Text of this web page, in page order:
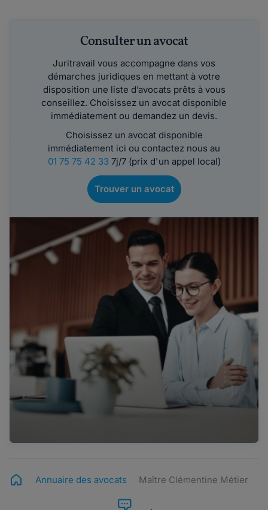
Consulter un avocat
Juritravail vous accompagne dans vos
démarches juridiques en mettant à votre
disposition une liste d’avocats prêts à vous
conseillez. Choisissez un avocat disponible
immédiatement ou demandez un devis.
Choisissez un avocat disponible
immédiatement ici ou contactez nous au
01 75 75 42 337j/7 (prix d'un appel local)
Trouver un avocat
Annuaire des avocats Maître Clémentine Métier